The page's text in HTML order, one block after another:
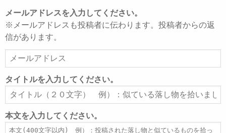
メールアドレスを入力してください。
※メールアドレスも投稿者に伝わります。投稿者からの返
信があります。
ー
ル
ア
ド
レ
ス
タイトルを入力してください。
タ
イ
ト
ル
本文を入力してください。
本